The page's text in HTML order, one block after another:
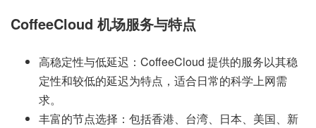
CoffeeCloud 机场服务与特点
高稳定性与低延迟：CoffeeCloud 提供的服务以其稳
定性和较低的延迟为特点，适合日常的科学上网需
求。
丰富的节点选择：包括香港、台湾、日本、美国、新